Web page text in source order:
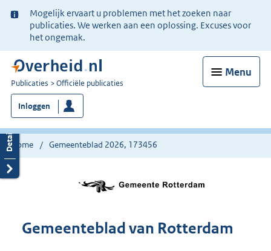
Ter
informatie:
Mogelijk ervaart u problemen met het zoeken naar
publicaties. We werken aan een oplossing. Excuses voor
het ongemak.
Menu
U
bent
nu
hier:
Publicaties Officiële publicaties
Inloggen
Home Gemeenteblad 2026, 173456
Gemeenteblad van Rotterdam